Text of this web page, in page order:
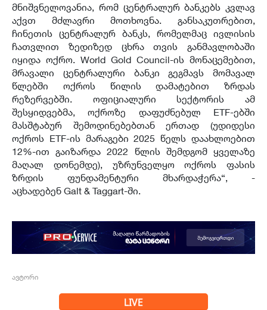
მნიშვნელოვანია, რომ ცენტრალურ ბანკებს კვლავ
აქვთ მძლავრი მოთხოვნა. განსაკუთრებით,
ჩინეთის ცენტრალურ ბანკს, რომელმაც ივლისის
ჩათვლით ზედიზედ ცხრა თვის განმავლობაში
იყიდა ოქრო. World Gold Council-ის მონაცემებით,
მრავალი ცენტრალური ბანკი გეგმავს მომავალ
წლებში ოქროს წილის დამატებით ზრდას
რეზერვებში. ოფიციალური სექტორის ამ
შესყიდვებმა, ოქროზე დაფუძნებულ ETF-ებში
მასშტაბურ შემოდინებებთან ერთად (უდიდესი
ოქროს ETF-ის მარაგები 2025 წელს დაახლოებით
12%-ით გაიზარდა 2022 წლის შემდგომ ყველაზე
მაღალ დონემდე), უზრუნველყო ოქროს ფასის
ზრდის ფუნდამენტური მხარდაჭერა“, -
აცხადებენ Galt & Taggart-ში.
ავტორი
LIVE